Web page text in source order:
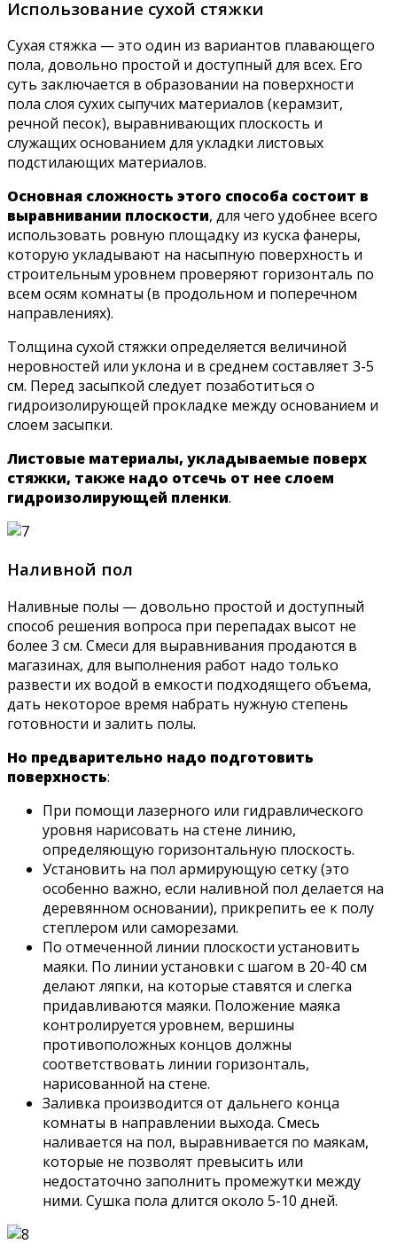
Использование сухой стяжки
Сухая стяжка — это один из вариантов плавающего
пола, довольно простой и доступный для всех. Его
суть заключается в образовании на поверхности
пола слоя сухих сыпучих материалов (керамзит,
речной песок), выравнивающих плоскость и
служащих основанием для укладки листовых
подстилающих материалов.
Основная сложность этого способа состоит в
выравнивании плоскости, для чего удобнее всего
использовать ровную площадку из куска фанеры,
которую укладывают на насыпную поверхность и
строительным уровнем проверяют горизонталь по
всем осям комнаты (в продольном и поперечном
направлениях).
Толщина сухой стяжки определяется величиной
неровностей или уклона и в среднем составляет 3-5
см. Перед засыпкой следует позаботиться о
гидроизолирующей прокладке между основанием и
слоем засыпки.
Листовые материалы, укладываемые поверх
стяжки, также надо отсечь от нее слоем
гидроизолирующей пленки.
Наливной пол
Наливные полы — довольно простой и доступный
способ решения вопроса при перепадах высот не
более 3 см. Смеси для выравнивания продаются в
магазинах, для выполнения работ надо только
развести их водой в емкости подходящего объема,
дать некоторое время набрать нужную степень
готовности и залить полы.
Но предварительно надо подготовить
поверхность:
При помощи лазерного или гидравлического
уровня нарисовать на стене линию,
определяющую горизонтальную плоскость.
Установить на пол армирующую сетку (это
особенно важно, если наливной пол делается на
деревянном основании), прикрепить ее к полу
степлером или саморезами.
По отмеченной линии плоскости установить
маяки. По линии установки с шагом в 20-40 см
делают ляпки, на которые ставятся и слегка
придавливаются маяки. Положение маяка
контролируется уровнем, вершины
противоположных концов должны
соответствовать линии горизонталь,
нарисованной на стене.
Заливка производится от дальнего конца
комнаты в направлении выхода. Смесь
наливается на пол, выравнивается по маякам,
которые не позволят превысить или
недостаточно заполнить промежутки между
ними. Сушка пола длится около 5-10 дней.